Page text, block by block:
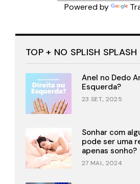
Powered by
TOP + NO SPLISH SPLASH
Anel no Dedo
Esquerda?
23 SET., 2025
Sonhar com
pode ser uma
apenas sonho?
27 MAI., 2024